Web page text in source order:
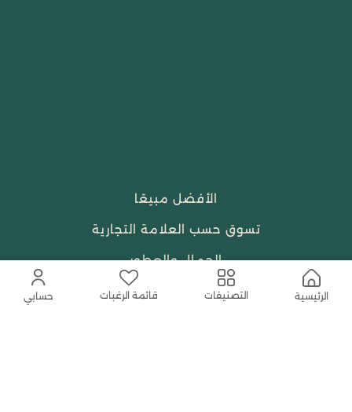
الرئيسية التصنيفات قائمة الرغبات حسابي
الأفضل مبيعًا
تسوق حسب العلامة التجارية
الجمال والعطور
احتياجات العبادة